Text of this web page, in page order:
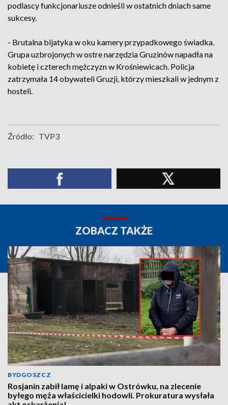
podlascy funkcjonariusze odnieśli w ostatnich dniach same
sukcesy.
- Brutalna bijatyka w oku kamery przypadkowego świadka.
Grupa uzbrojonych w ostre narzędzia Gruzinów napadła na
kobietę i czterech mężczyzn w Krośniewicach. Policja
zatrzymała 14 obywateli Gruzji, którzy mieszkali w jednym z
hosteli.
Źródło: TVP3
ZOBACZ TAKŻE
BYDGOSZCZ
Rosjanin zabił lamę i alpaki w Ostrówku, na zlecenie
byłego męża właścicielki hodowli. Prokuratura wysłała